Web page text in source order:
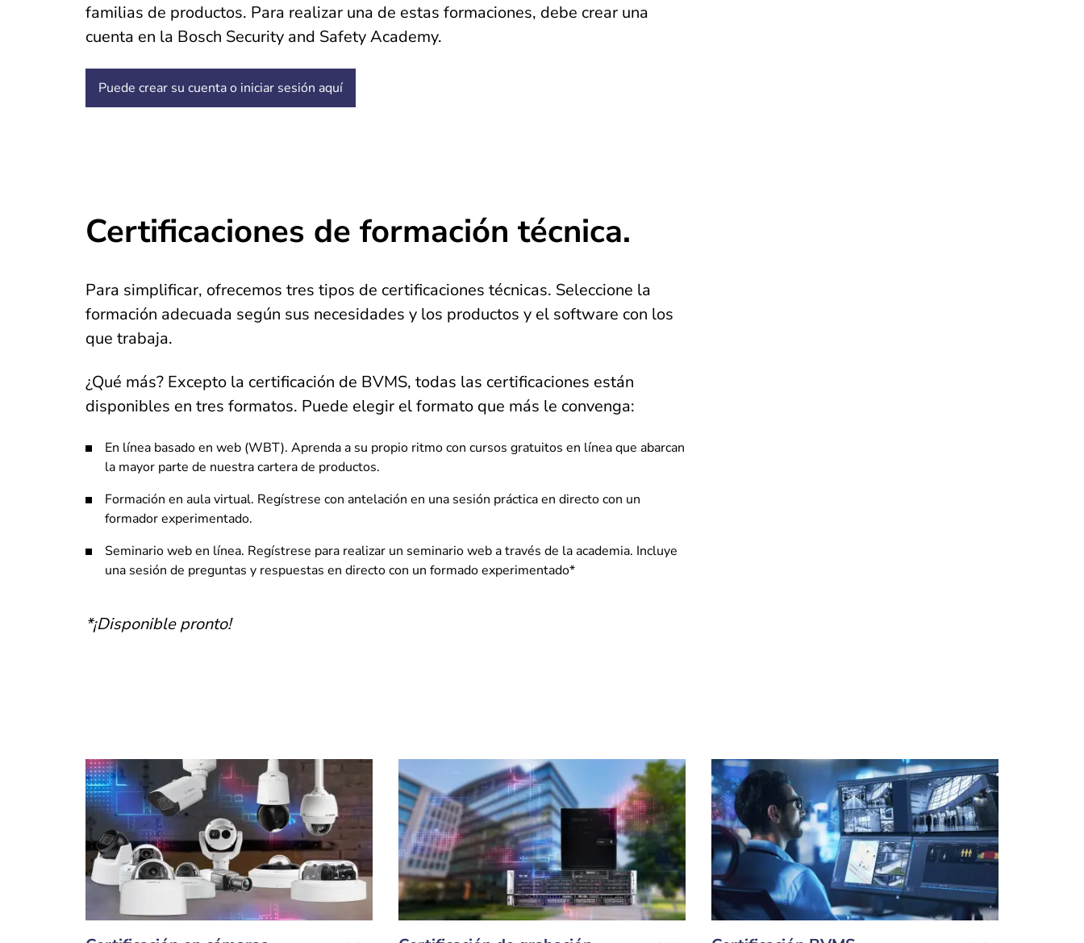
familias de productos. Para realizar una de estas formaciones, debe crear una
cuenta en la Bosch Security and Safety Academy.
Puede crear su cuenta o iniciar sesión aquí
Certificaciones de formación técnica.
Para simplificar, ofrecemos tres tipos de certificaciones técnicas. Seleccione la
formación adecuada según sus necesidades y los productos y el software con los
que trabaja.
¿Qué más? Excepto la certificación de BVMS, todas las certificaciones están
disponibles en tres formatos. Puede elegir el formato que más le convenga:
En línea basado en web (WBT). Aprenda a su propio ritmo con cursos gratuitos en línea que abarcan
la mayor parte de nuestra cartera de productos.
Formación en aula virtual. Regístrese con antelación en una sesión práctica en directo con un
formador experimentado.
Seminario web en línea. Regístrese para realizar un seminario web a través de la academia. Incluye
una sesión de preguntas y respuestas en directo con un formado experimentado*
*¡Disponible pronto!